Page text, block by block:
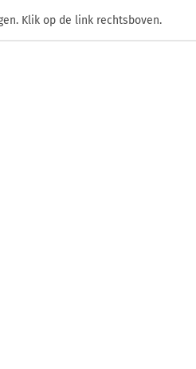
Klik op de link rechtsboven.